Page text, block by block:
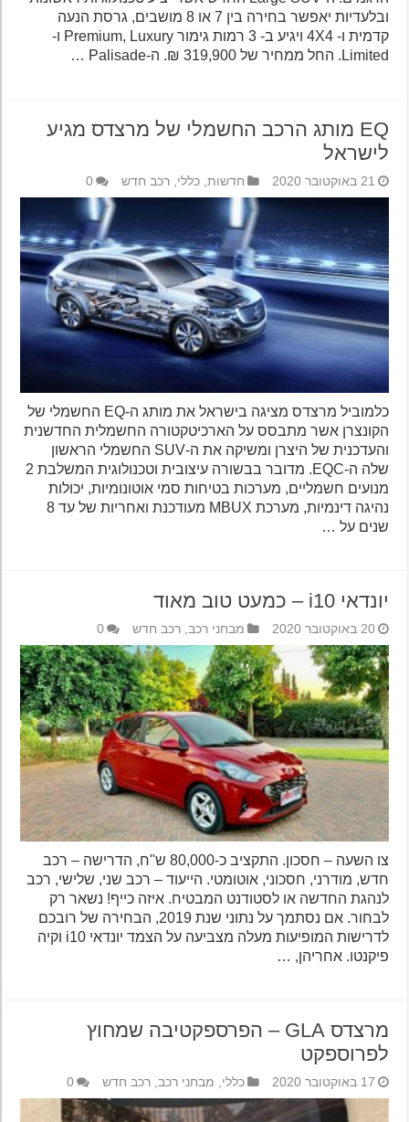
ובלעדיות יאפשר בחירה בין 7 או 8 מושבים, גרסת הנעה
קדמית ו- 4X4 ויגיע ב- 3 רמות גימור Premium, Luxury ו-
Limited. החל ממחיר של 319,900 ₪. ה-Palisade …
EQ מותג הרכב החשמלי של מרצדס מגיע
לישראל
21 באוקטובר 2020 חדשות,כללי,רכב חדש 0
כלמוביל מרצדס מציגה בישראל את מותג ה-EQ החשמלי של
הקונצרן אשר מתבסס על הארכיטקטורה החשמלית החדשנית
והעדכנית של היצרן ומשיקה את ה-SUV החשמלי הראשון
שלה ה-EQC. מדובר בבשורה עיצובית וטכנולוגית המשלבת 2
מנועים חשמליים, מערכות בטיחות סמי אוטונומיות, יכולות
נהיגה דינמיות, מערכת MBUX מעודכנת ואחריות של עד 8
שנים על …
יונדאי i10 – כמעט טוב מאוד
20 באוקטובר 2020 מבחני רכב,רכב חדש 0
צו השעה – חסכון. התקציב כ-80,000 ש"ח, הדרישה – רכב
חדש, מודרני, חסכוני, אוטומטי. הייעוד – רכב שני, שלישי, רכב
לנהגת החדשה או לסטודנט המבטיח. איזה כייף! נשאר רק
לבחור. אם נסתמך על נתוני שנת 2019, הבחירה של רובכם
לדרישות המופיעות מעלה מצביעה על הצמד יונדאי i10 וקיה
פיקנטו. אחריהן, …
מרצדס GLA – הפרספקטיבה שמחוץ
לפרוספקט
17 באוקטובר 2020 כללי,מבחני רכב,רכב חדש 0